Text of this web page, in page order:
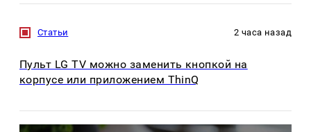
Статьи 2 часа назад
Пульт LG TV можно заменить кнопкой на
корпусе или приложением ThinQ